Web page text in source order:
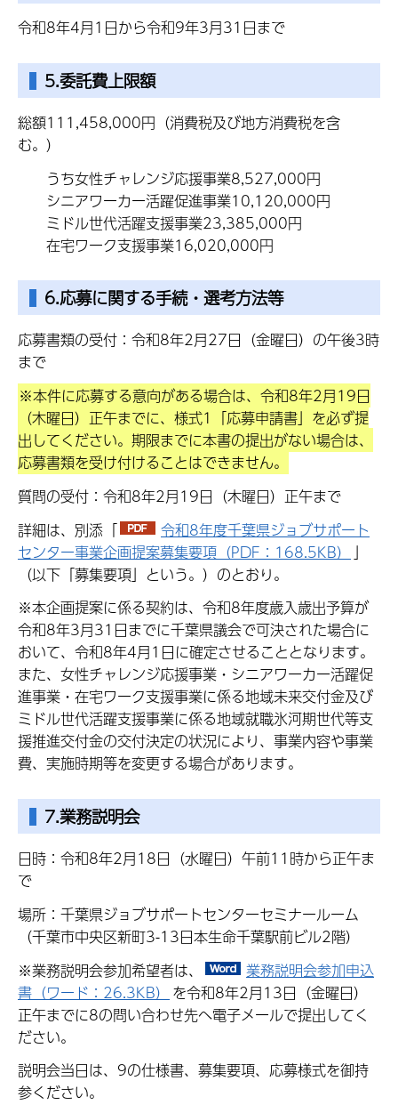
令和8年4月1日から令和9年3月31日まで
5.委託費上限額
総額111,458,000円（消費税及び地方消費税を含
む。）
うち女性チャレンジ応援事業8,527,000円
シニアワーカー活躍促進事業10,120,000円
ミドル世代活躍支援事業23,385,000円
在宅ワーク支援事業16,020,000円
6.応募に関する手続・選考方法等
応募書類の受付：令和8年2月27日（金曜日）の午後3時
まで
※本件に応募する意向がある場合は、令和8年2月19日
（木曜日）正午までに、様式1「応募申請書」を必ず提
出してください。期限までに本書の提出がない場合は、
応募書類を受け付けることはできません。
質問の受付：令和8年2月19日（木曜日）正午まで
詳細は、別添「
令和8年度千葉県ジョブサポート
センター事業企画提案募集要項（PDF：168.5KB）
」
（以下「募集要項」という。）のとおり。
※本企画提案に係る契約は、令和8年度歳入歳出予算が
令和8年3月31日までに千葉県議会で可決された場合に
おいて、令和8年4月1日に確定させることとなります。
また、女性チャレンジ応援事業・シニアワーカー活躍促
進事業・在宅ワーク支援事業に係る地域未来交付金及び
ミドル世代活躍支援事業に係る地域就職氷河期世代等支
援推進交付金の交付決定の状況により、事業内容や事業
費、実施時期等を変更する場合があります。
7.業務説明会
日時：令和8年2月18日（水曜日）午前11時から正午ま
で
場所：千葉県ジョブサポートセンターセミナールーム
（千葉市中央区新町3-13日本生命千葉駅前ビル2階）
※業務説明会参加希望者は、
業務説明会参加申込
書（ワード：26.3KB） を令和8年2月13日（金曜日）
正午までに8の問い合わせ先へ電子メールで提出してく
ださい。
説明会当日は、9の仕様書、募集要項、応募様式を御持
参ください。